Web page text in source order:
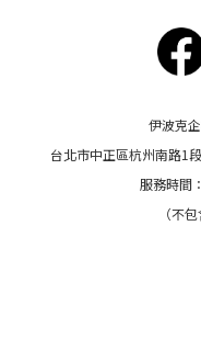
伊波克
台北市中正區杭州南路1
服務時間
（不